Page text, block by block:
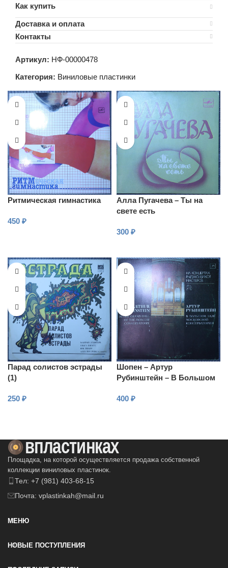
Как купить
Доставка и оплата
Контакты
Артикул: НФ-00000478
Категория: Виниловые пластинки
Ритмическая гимнастика
450 ₽
Алла Пугачева – Ты на
свете есть
300 ₽
Парад солистов эстрады
(1)
250 ₽
Шопен – Артур
Рубинштейн – В Большом
консерватории
400 ₽
Площадка, на которой осуществляется продажа собственной
коллекции виниловых пластинок.
Тел: +7 (981) 403-68-15
Почта: vplastinkah@mail.ru
МЕНЮ
НОВЫЕ ПОСТУПЛЕНИЯ